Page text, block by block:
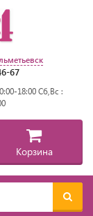
67
18:00 Сб,Вс :
Корзина